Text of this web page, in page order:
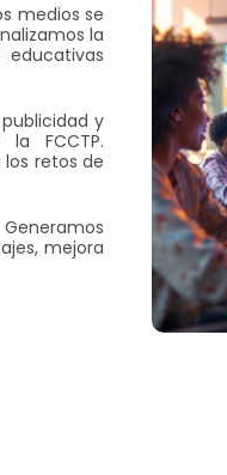
medios se
la
educativas
y
FCCTP.
retos de
mejora